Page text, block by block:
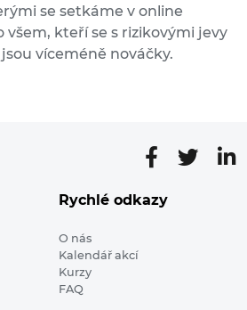
se setkáme v online
všem, kteří se s rizikovými jevy
víceméně nováčky.
Rychlé odkazy
O nás
Kalendář akcí
Kurzy
FAQ